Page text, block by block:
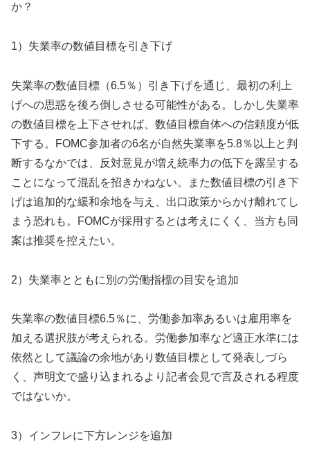
か？
1）失業率の数値目標を引き下げ
失業率の数値目標（6.5％）引き下げを通じ、 最初の利上
げへの思惑を後ろ倒しさせる可能性がある。
しかし失業率
の数値目標を上下させれば、数値目標自体への信頼度が低
下する。FOMC参加者の6名が自然失業率を5.8％以上と判
断するなかでは、反対意見が増え統率力の低下を露呈する
ことになって混乱を招きかねない。また数値目標の引き下
げは追加的な緩和余地を与え、 出口政策からかけ離れてし
まう恐れも。FOMCが採用するとは考えにくく、当方も同
案は推奨を控えたい。
2）失業率とともに別の労働指標の目安を追加
失業率の数値目標6.5％に、 労働参加率あるいは雇用率を
加える選択肢が考えられる。 労働参加率など適正水準には
依然として議論の余地があり数値目標として発表しづら
く、声明文で盛り込まれるより記者会見で言及される程度
ではないか。
3）インフレに下方レンジを追加